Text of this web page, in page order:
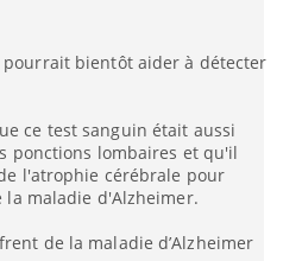
bientôt aider à détecter
ce test sanguin était aussi
ponctions lombaires et qu'il
l'atrophie cérébrale pour
maladie d'Alzheimer.
de la maladie d’Alzheimer
comme parfois chez les soignants.